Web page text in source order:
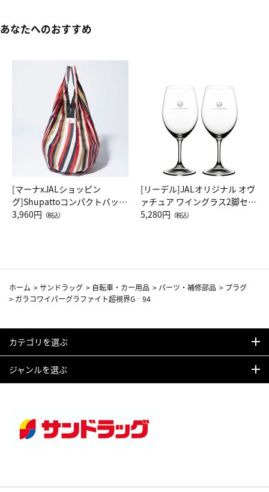
あなたへのおすすめ
[マーナxJALショッピン
グ]Shupattoコンパクトバッグ
Drop JAL客室乗務員（LC）ス
3,960円 （税込）
[リーデル]JALオリジナル オヴ
ァチュア ワイングラス2脚セッ
ト（レッドワイン）
5,280円 （税込）
ホーム >サンドラッグ > 自転車・カー用品 > パーツ・補修部品 > プラグ
> ガラコワイパーグラファイト超視界G‐94
カテゴリを選ぶ
ジャンルを選ぶ